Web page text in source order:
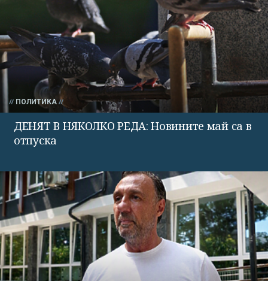
ПОЛИТИКА
ДЕНЯТ В НЯКОЛКО РЕДА: Новините май са в
отпуска